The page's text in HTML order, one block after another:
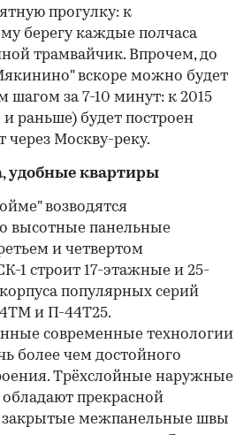
прогулку: к
берегу каждые полчаса
трамвайчик. Впрочем, до
вскоре можно будет
за 7-10 минут: к 2015
раньше) будет построен
Москву-реку.
удобные квартиры
возводятся
высотные панельные
и четвертом
1 строит 17-этажные и 25-
популярных серий
и П-44Т25.
современные технологии
более чем достойного
Трёхслойные наружные
прекрасной
закрытые межпанельные швы